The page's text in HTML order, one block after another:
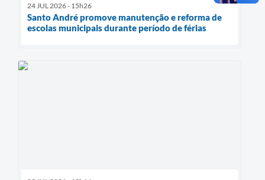
24 JUL 2026 - 15h26
Santo André promove manutenção e reforma de
escolas municipais durante período de férias